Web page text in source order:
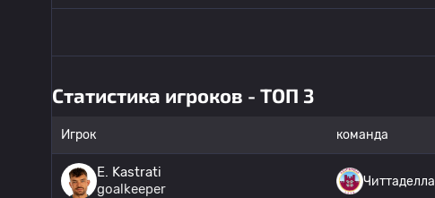
Статистика игроков - ТОП 3
Игрок команда
E. Kastrati
goalkeeper
Читтаделла